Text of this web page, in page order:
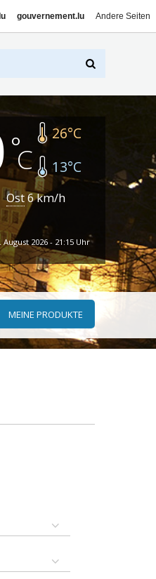
gouvernement.lu Andere Seiten
26°C
13°C
Ost6km/h
August 2026 - 21:15 Uhr
MEINE PRODUKTE